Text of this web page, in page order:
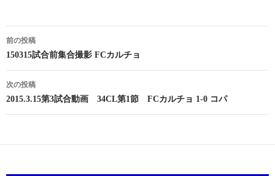
投
稿
ナ
ビ
ー
前の投稿
150315試合前集合撮影 FCカルチョ
次の投稿
2015.3.15第3試合動画 34CL第1節 FCカルチョ 1-0 コパ